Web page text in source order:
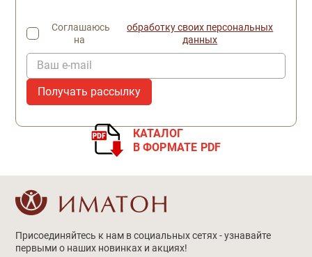
Соглашаюсь
на
обработку своих персональных
данных
Ваш e-mail
КАТАЛОГ
В ФОРМАТЕ PDF
Присоединяйтесь к нам в социальных сетях - узнавайте
первыми о наших новинках и акциях!